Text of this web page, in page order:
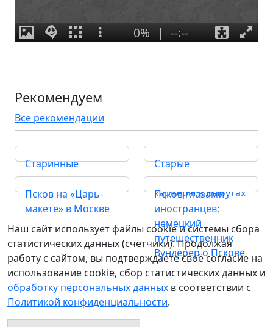
Рекомендуем
Все рекомендации
Старинные
городища
Старые
известковые
карьеры в Выбутах
Псков на «Царь-
макете» в Москве
Псков глазами
иностранцев:
немецкий
путешественник
Вундерер о Пскове
Наш сайт использует файлы cookie и системы сбора
статистических данных (счётчики). Продолжая
работу с сайтом, вы подтверждаете своё согласие на
использование cookie, сбор статистических данных и
обработку персональных данных в соответствии с
Политикой конфиденциальности.